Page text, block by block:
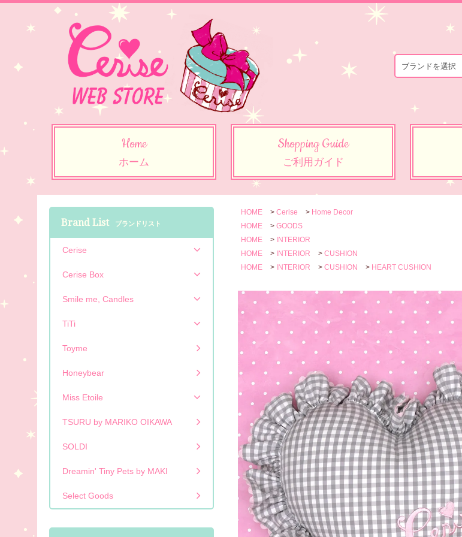
Home
ホーム
Shopping Guide
ご利用ガイド
HOME > Cerise > Home Decor
HOME
> GOODS
HOME
> INTERIOR
HOME
> INTERIOR > CUSHION
HOME
> INTERIOR > CUSHION > HEART CUSHION
Brand List ブランドリスト
Cerise
Cerise Box
Smile me, Candles
TiTi
Toyme
Honeybear
Miss Etoile
TSURU by MARIKO OIKAWA
SOLDI
Dreamin' Tiny Pets by MAKI
Select Goods